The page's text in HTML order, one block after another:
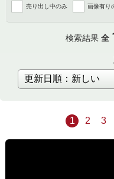
売り出し中のみ 画像有り
検索結果 全
1 2 3